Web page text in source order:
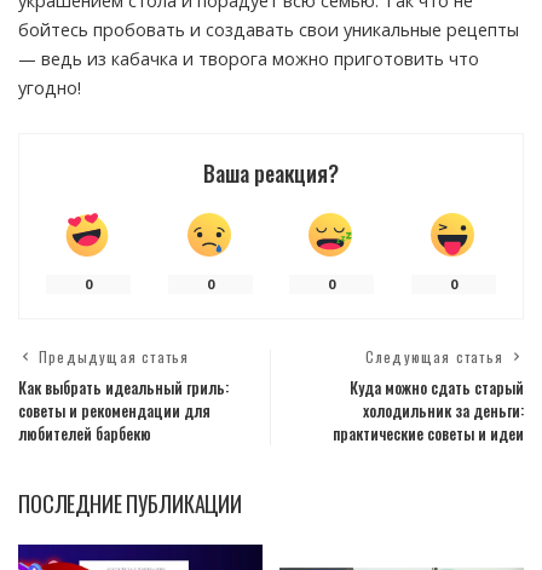
бойтесь пробовать и создавать свои уникальные рецепты
— ведь из кабачка и творога можно приготовить что
угодно!
Ваша реакция?
0 0 0 0
Предыдущая статья
Как выбрать идеальный гриль:
советы и рекомендации для
любителей барбекю
Следующая статья
Куда можно сдать старый
холодильник за деньги:
практические советы и идеи
ПОСЛЕДНИЕ ПУБЛИКАЦИИ